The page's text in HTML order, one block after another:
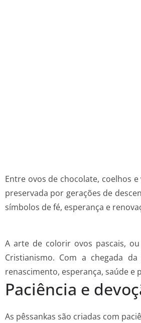
Entre ovos de chocolate, coelhos
preservada por gerações de
símbolos de fé, esperança e
A arte de colorir ovos pascais,
Cristianismo. Com a chegada
renascimento, esperança, saúde
Paciência e
As pêssankas são criadas com